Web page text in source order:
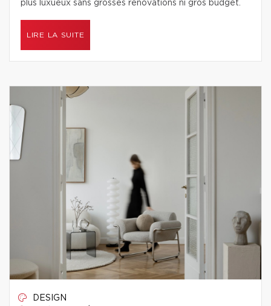
plus luxueux sans grosses rénovations ni gros budget.
LIRE LA SUITE
DESIGN